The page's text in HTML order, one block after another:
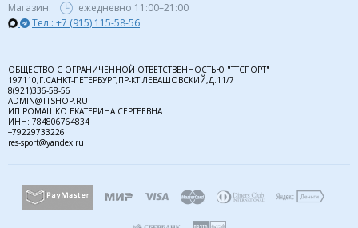
Магазин:
ежедневно 11:00–21:00
Тел.: +7 (915) 115-58-56
ОБЩЕСТВО С ОГРАНИЧЕННОЙ ОТВЕТСТВЕННОСТЬЮ "ТТСПОРТ"
197110,Г.САНКТ-ПЕТЕРБУРГ,ПР-КТ ЛЕВАШОВСКИЙ,Д.11/7
8(921)336-58-56
ADMIN@TTSHOP.RU
ИП РОМАШКО ЕКАТЕРИНА СЕРГЕЕВНА
ИНН: 784806764834
+79229733226
res-sport@yandex.ru